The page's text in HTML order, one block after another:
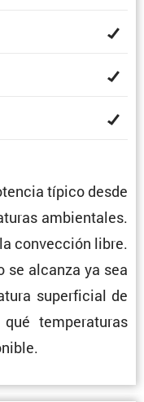
típico desde
ambien­tales.
convec­ción libre.
se alcanza ya sea
super­fi­cial de
tempe­ra­turas